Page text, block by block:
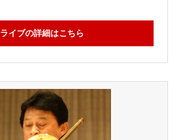
ライブの詳細はこちら